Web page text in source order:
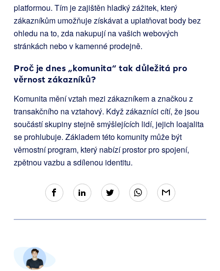
platformou. Tím je zajištěn hladký zážitek, který
zákazníkům umožňuje získávat a uplatňovat body bez
ohledu na to, zda nakupují na vašich webových
stránkách nebo v kamenné prodejně.
Proč je dnes „komunita“ tak důležitá pro
věrnost zákazníků?
Komunita mění vztah mezi zákazníkem a značkou z
transakčního na vztahový. Když zákazníci cítí, že jsou
součástí skupiny stejně smýšlejících lidí, jejich loajalita
se prohlubuje. Základem této komunity může být
věrnostní program, který nabízí prostor pro spojení,
zpětnou vazbu a sdílenou identitu.